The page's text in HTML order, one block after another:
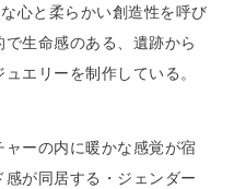
心と柔らかい創造性を呼び
生命感のある、遺跡から
エリーを制作している。
ーの内に暖かな感覚が宿
が同居する・ジェンダー